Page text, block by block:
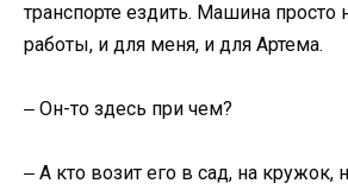
транспорте ездить. Машина просто
работы, и для меня, и для Артема.
‒ Он-то здесь при чем?
‒ А кто возит его в сад, на кружок,